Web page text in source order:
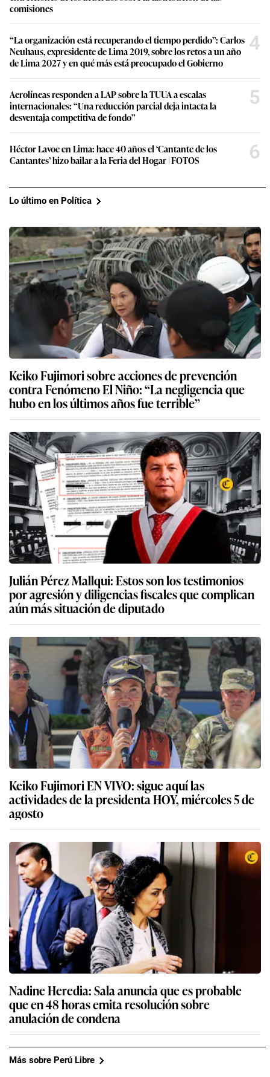
comisiones
“La organización está recuperando el tiempo perdido”: Carlos
Neuhaus, expresidente de Lima 2019, sobre los retos a un año
de Lima 2027 y en qué más está preocupado el Gobierno
4
Aerolíneas responden a LAP sobre la TUUA a escalas
internacionales: “Una reducción parcial deja intacta la
desventaja competitiva de fondo”
5
Héctor Lavoe en Lima: hace 40 años el ‘Cantante de los
Cantantes’ hizo bailar a la Feria del Hogar | FOTOS
6
Lo último en Política
Keiko Fujimori sobre acciones de prevención
contra Fenómeno El Niño: “La negligencia que
hubo en los últimos años fue terrible”
Julián Pérez Mallqui: Estos son los testimonios
por agresión y diligencias fiscales que complican
aún más situación de diputado
Keiko Fujimori EN VIVO: sigue aquí las
actividades de la presidenta HOY, miércoles 5 de
agosto
Nadine Heredia: Sala anuncia que es probable
que en 48 horas emita resolución sobre
anulación de condena
Más sobre Perú Libre